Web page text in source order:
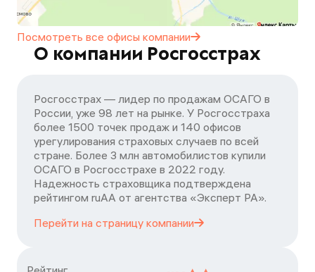
Посмотреть все офисы компании
О компании Росгосстрах
Росгосстрах — лидер по продажам ОСАГО в
России, уже 98 лет на рынке. У Росгосстраха
более 1500 точек продаж и 140 офисов
урегулирования страховых случаев по всей
стране. Более 3 млн автомобилистов купили
ОСАГО в Росгосстрахе в 2022 году.
Надежность страховщика подтверждена
рейтингом ruАА от агентства «Эксперт РА».
Перейти на страницу компании